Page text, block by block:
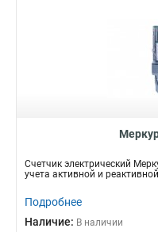
Счетчик электрический
учета активной и
Подробнее
Наличие: В наличии